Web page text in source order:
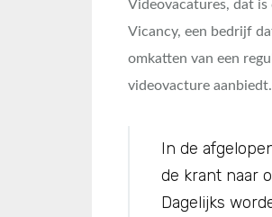
Videovacatures, dat
Vicancy, een bedrijf
omkatten van een
videovacture
In de
de krant naar
Dagelijks